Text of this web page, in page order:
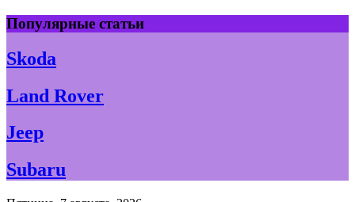
Skip
to
content
Популярные статьи
Skoda
Land Rover
Jeep
Subaru